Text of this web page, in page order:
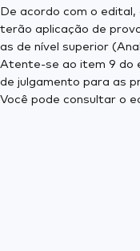
De acordo com o
terão aplicação de
as de nível superior
Atente-se ao item 9 do
de julgamento para as
Você pode consultar o